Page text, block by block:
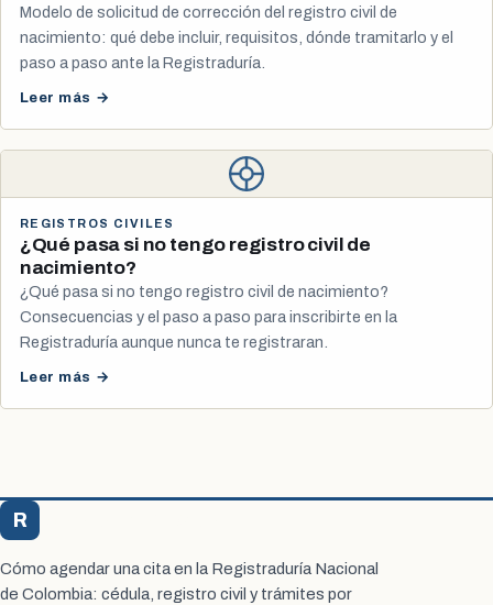
Modelo de solicitud de corrección del registro civil de
nacimiento: qué debe incluir, requisitos, dónde tramitarlo y el
paso a paso ante la Registraduría.
Leer más →
REGISTROS CIVILES
¿Qué pasa si no tengo registro civil de
nacimiento?
¿Qué pasa si no tengo registro civil de nacimiento?
Consecuencias y el paso a paso para inscribirte en la
Registraduría aunque nunca te registraran.
Leer más →
R
Cómo agendar una cita en la Registraduría Nacional
de Colombia: cédula, registro civil y trámites por